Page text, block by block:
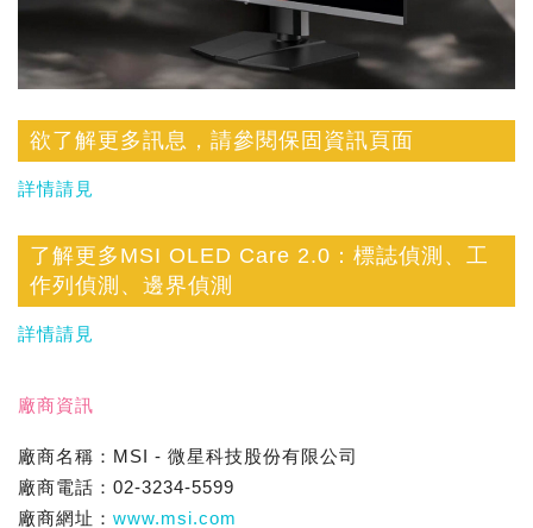
欲了解更多訊息，請參閱保固資訊頁面
詳情請見
了解更多MSI OLED Care 2.0：標誌偵測、工
作列偵測、邊界偵測
詳情請見
廠商資訊
廠商名稱：MSI - 微星科技股份有限公司
廠商電話：02-3234-5599
廠商網址： www.msi.com